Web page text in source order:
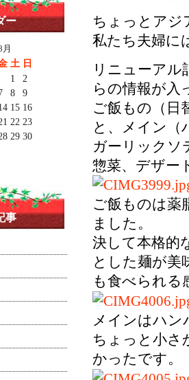
ちょっとアジ
私たち夫婦に
リニューアル
らの情報が入
ご飯もの（日
と、メイン（
ガーリックソ
惣菜、デザー
ご飯ものは薬
ました。
決して本格的
とした麺が美
も食べられる
メインはハン
ちょっと小さ
かったです。
ー
土 日
1
2
8
9
15 16
22 23
29 30
事